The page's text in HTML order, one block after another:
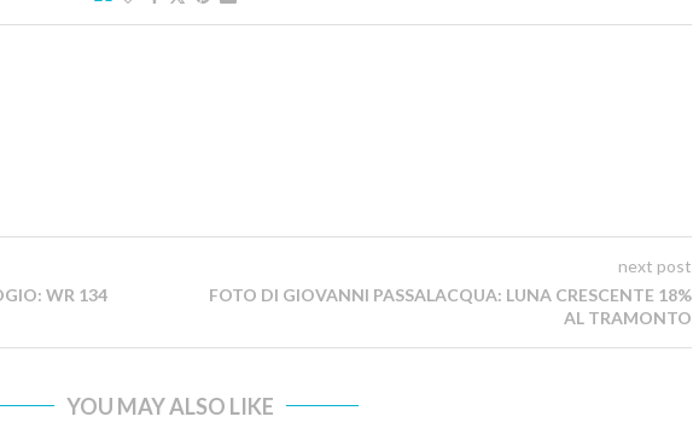
WR 134
next post
FOTO DI GIOVANNI PASSALACQUA: LUNA CRESCENTE 18%
AL TRAMONTO
YOU MAY ALSO LIKE